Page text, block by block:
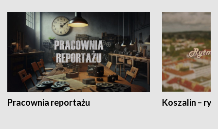
Pracownia reportażu Koszalin –